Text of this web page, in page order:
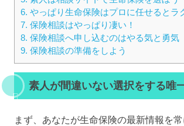
6. やっぱり生命保険はプロに任せるとラ
7. 保険相談はやっぱり凄い！
8. 保険相談へ申し込むのはやる気と勇気
9. 保険相談の準備をしよう
素人が間違いない選択をする唯
まず、あなたが生命保険の最新情報を